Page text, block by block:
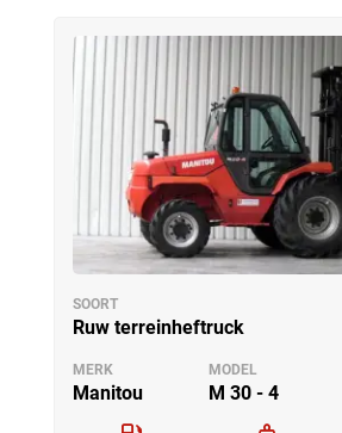
SOORT
Ruw terreinheftruck
MERK
Manitou
MODEL
M 30 - 4